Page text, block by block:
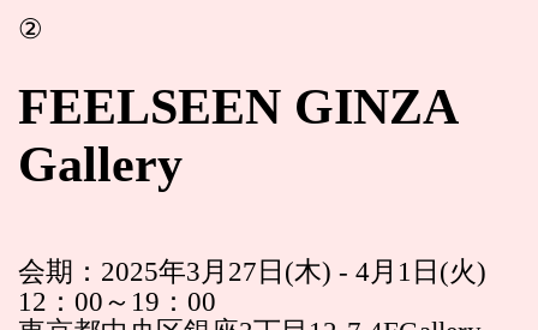
②
FEELSEEN GINZA
Gallery
会期：2025年3月27日(木) - 4月1日(火)
12：00～19：00